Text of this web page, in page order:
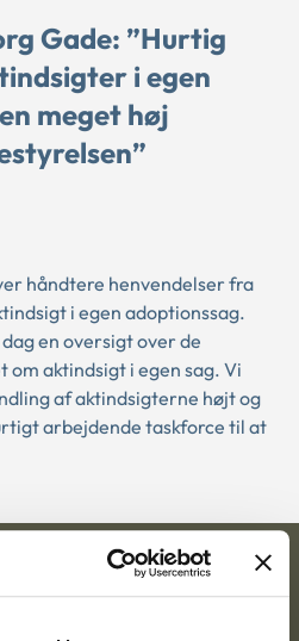
Gade: ”Hurtig
i egen
meget høj
håndtere henvendelser fra
i egen adoptionssag.
en oversigt over de
om aktindsigt i egen sag. Vi
af aktindsigterne højt og
arbejdende taskforce til at